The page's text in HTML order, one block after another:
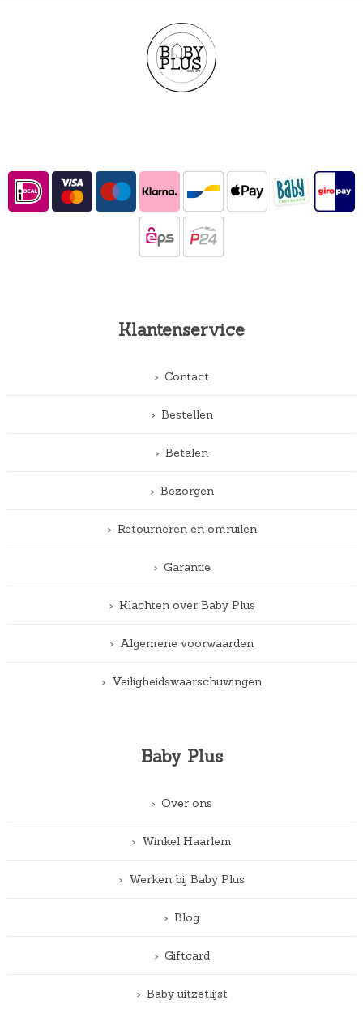
Klantenservice
Contact
Bestellen
Betalen
Bezorgen
Retourneren en omruilen
Garantie
Klachten over Baby Plus
Algemene voorwaarden
Veiligheidswaarschuwingen
Baby Plus
Over ons
Winkel Haarlem
Werken bij Baby Plus
Blog
Giftcard
Baby uitzetlijst